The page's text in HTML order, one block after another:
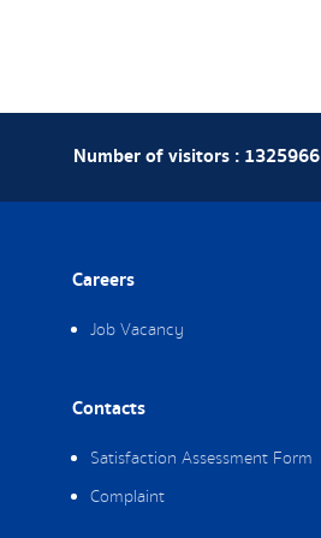
Number of visitors : 1325966
Careers
Job Vacancy
Contacts
Satisfaction Assessment Form
Complaint